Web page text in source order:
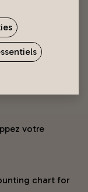
votre
chart for